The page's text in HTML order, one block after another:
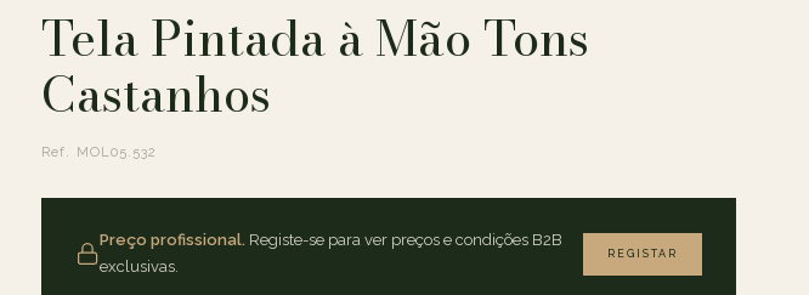
Tela Pintada à Mão Tons
Castanhos
Ref. MOL05.532
Preço profissional. Registe-se para ver preços e condições B2B
exclusivas.
REGISTAR